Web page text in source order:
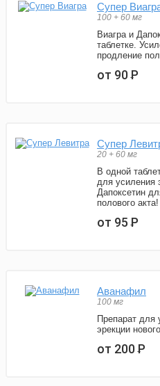
Супер
100 + 60 мг
Виагра и
таблетке.
продление
от 90Р
Супер
20 + 60 мг
В одной
для усиления
Дапоксетин
полового акта!
от 95Р
Аванафил
100 мг
Препарат для
эрекции
от 200Р